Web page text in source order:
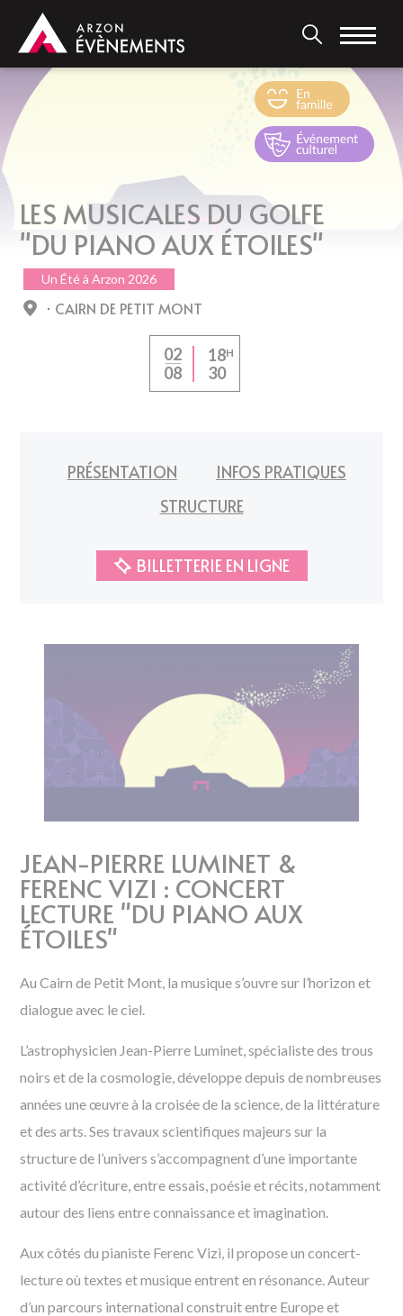
contenu
principal
LES MUSICALES DU GOLFE
"DU PIANO AUX ÉTOILES"
Un Été à Arzon 2026
CAIRN DE PETIT MONT
02
08
18H
30
PRÉSENTATION
INFOS PRATIQUES
STRUCTURE
BILLETTERIE EN LIGNE
JEAN-PIERRE LUMINET &
FERENC VIZI : CONCERT
LECTURE "DU PIANO AUX
ÉTOILES"
Au Cairn de Petit Mont, la musique s’ouvre sur l’horizon et
dialogue avec le ciel.
L’astrophysicien Jean-Pierre Luminet, spécialiste des trous
noirs et de la cosmologie, développe depuis de nombreuses
années une œuvre à la croisée de la science, de la littérature
et des arts. Ses travaux scientifiques majeurs sur la
structure de l’univers s’accompagnent d’une importante
activité d’écriture, entre essais, poésie et récits, notamment
autour des liens entre connaissance et imagination.
Aux côtés du pianiste Ferenc Vizi, il propose un concert-
lecture où textes et musique entrent en résonance. Auteur
d’un parcours international construit entre Europe et